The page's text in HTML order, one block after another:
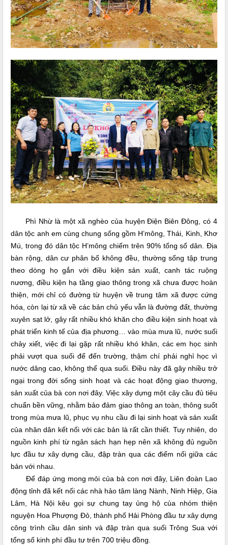
Phì Nhừ là một xã nghèo của huyện Điện Biên Đông, có 4
dân tộc anh em cùng chung sống gồm H’mông, Thái, Kinh, Khơ
Mú, trong đó dân tộc H’mông chiếm trên 90% tổng số dân. Địa
bàn rộng, dân cư phân bố không đều, thường sống tập trung
theo dòng họ gắn với điều kiện sản xuất, canh tác ruộng
nương, điều kiện hạ tầng giao thông trong xã chưa được hoàn
thiện, mới chỉ có đường từ huyện về trung tâm xã được cứng
hóa, còn lại từ xã về các bản chủ yếu vẫn là đường đất, thường
xuyên sạt lở, gây rất nhiều khó khăn cho điều kiện sinh hoạt và
phát triển kinh tế của địa phương… vào mùa mưa lũ, nước suối
chảy xiết, việc đi lại gặp rất nhiều khó khăn, các em học sinh
phải vượt qua suối để đến trường, thậm chí phải nghỉ học vì
nước dâng cao, không thể qua suối. Điều này đã gây nhiều trở
ngại trong đời sống sinh hoạt và các hoạt động giao thương,
sản xuất của bà con nơi đây. Việc xây dựng một cây cầu đủ tiêu
chuẩn bền vững, nhằm bảo đảm giao thông an toàn, thông suốt
trong mùa mưa lũ, phục vụ nhu cầu đi lại sinh hoạt và sản xuất
của nhân dân kết nối với các bản là rất cần thiết. Tuy nhiên, do
nguồn kinh phí từ ngân sách hạn hẹp nên xã không đủ nguồn
lực đầu tư xây dựng cầu, đập tràn qua các điểm nối giữa các
bản với nhau.
Để đáp ứng mong mỏi của bà con nơi đây, Liên đoàn Lao
động tỉnh đã kết nối các nhà hảo tâm làng Nành, Ninh Hiệp, Gia
Lâm, Hà Nội kêu gọi sự chung tay ủng hộ của nhóm thiện
nguyện Hoa Phượng Đỏ, thành phố Hải Phòng đầu tư xây dựng
công trình cầu dân sinh và đập tràn qua suối Trông Sua với
tổng số kinh phí đầu tư trên 700 triệu đồng.